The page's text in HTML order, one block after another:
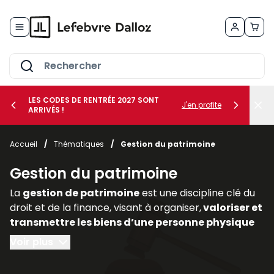
le sous-menu Vos métiers
le sous-menu Vos besoins
LES CODES DE RENTRÉE 2027 SONT
ARRIVÉS !
J'en profite
Accueil / Thématiques / Gestion du patrimoine
Gestion du patrimoine
La gestion de patrimoineest une discipline clé du
droit et de la finance, visant à organiser,valoriser et
transmettre les biens d’une personne physique
ou morale. Elle englobe des
fiscales, financières et immobilières,